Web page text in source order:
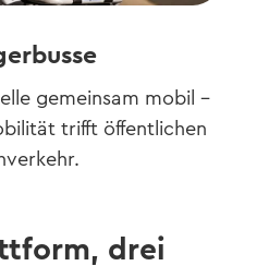
gemeinsam mobil –
trifft öffentlichen
drei